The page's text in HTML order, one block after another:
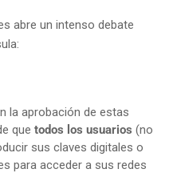
abre un intenso debate
la aprobación de estas
que todos los usuarios (no
sus claves digitales o
para acceder a sus redes